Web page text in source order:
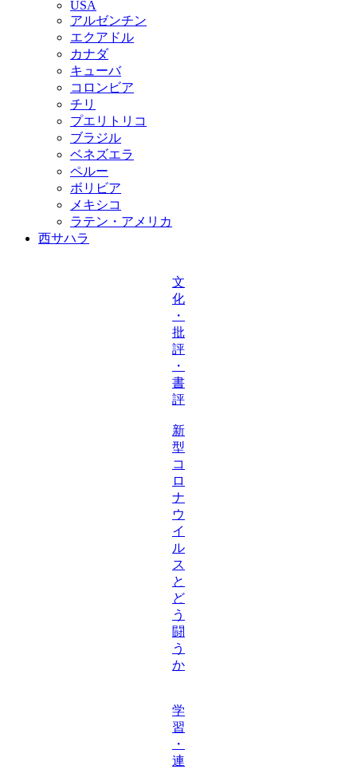
USA
アルゼンチン
エクアドル
カナダ
キューバ
コロンビア
チリ
プエリトリコ
ブラジル
ベネズエラ
ペルー
ボリビア
メキシコ
ラテン・アメリカ
西サハラ
文
化
・
批
評
・
書
評
新
型
コ
ロ
ナ
ウ
イ
ル
ス
と
ど
う
闘
う
か
学
習
・
連